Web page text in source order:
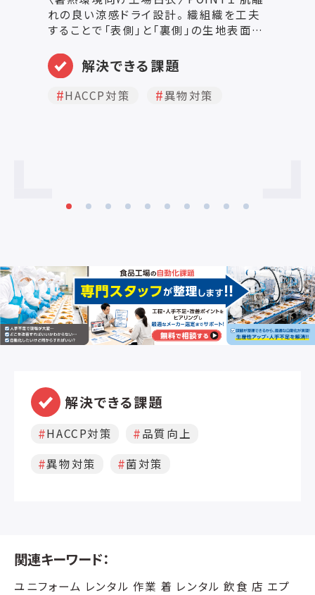
れの良い涼感ドライ設計。 織組織を工夫
することで「表側」と「裏側」の生地表面を
いように仕上げ、裏側（肌側）はあえて凹
凸を出すことで肌との距離を適度に保ち、
べたつきがなく、肌離れが良い快適な着
心地になるように設計しています。透け感
解決できる課題
HACCP対策 異物対策
解決できる課題
HACCP対策
品質向上
異物対策
菌対策
関連キーワード：
ユニフォーム レンタル 作業 着 レンタル 飲食 店 エプ